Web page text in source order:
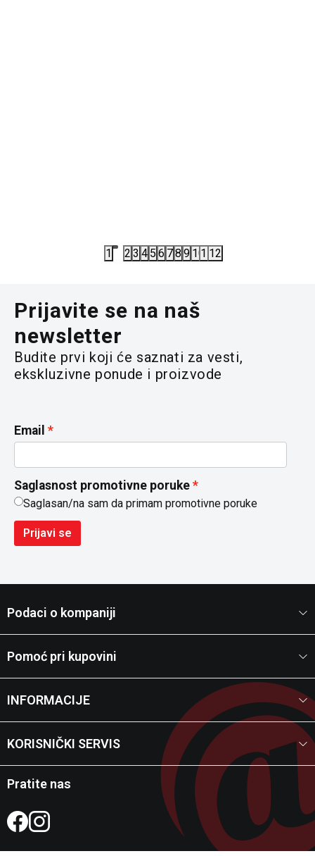
1 2 3 4 5 6 78 9 101112
Prijavite se na naš
newsletter
Budite prvi koji će saznati za vesti,
ekskluzivne ponude i proizvode
Email
Saglasnost promotivne poruke
Saglasan/na sam da primam promotivne poruke
Prijavi se
Podaci o kompaniji
Pomoć pri kupovini
INFORMACIJE
KORISNIČKI SERVIS
Pratite nas